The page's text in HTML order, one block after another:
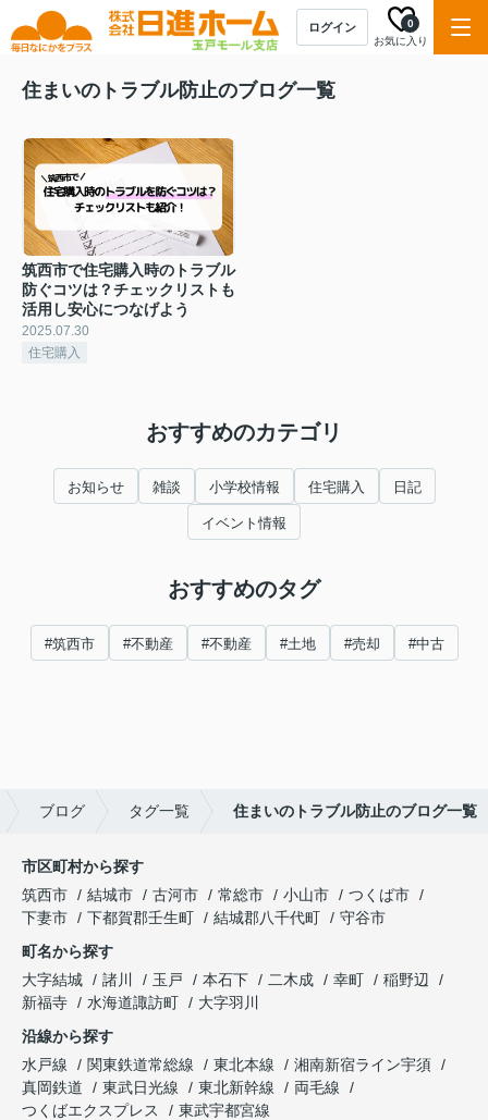
ログイン
お気に入り
0
住まいのトラブル防止のブログ一覧
筑西市で住宅購入時のトラブル
防ぐコツは？チェックリストも
活用し安心につなげよう
2025.07.30
住宅購入
おすすめのカテゴリ
お知らせ 雑談 小学校情報 住宅購入 日記
イベント情報
おすすめのタグ
#筑西市 #不動産 #不動産 #土地 #売却 #中古
ブログ タグ一覧 住まいのトラブル防止のブログ一覧
市区町村から探す
筑西市
結城市 古河市 常総市 小山市
つくば市
下妻市
下都賀郡壬生町 結城郡八千代町
守谷市
町名から探す
大字結城
諸川 玉戸 本石下 二木成 幸町
稲野辺
新福寺
水海道諏訪町
大字羽川
沿線から探す
水戸線
関東鉄道常総線 東北本線
湘南新宿ライン宇須
真岡鉄道
東武日光線 東北新幹線
両毛線
つくばエクスプレス
東武宇都宮線